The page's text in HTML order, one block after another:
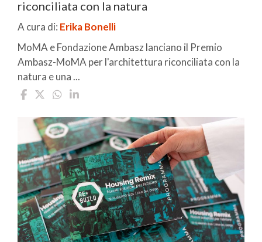
riconciliata con la natura
A cura di: Erika Bonelli
MoMA e Fondazione Ambasz lanciano il Premio
Ambasz-MoMA per l'architettura riconciliata con la
natura e una ...